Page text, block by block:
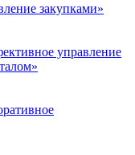
закупками»
управление